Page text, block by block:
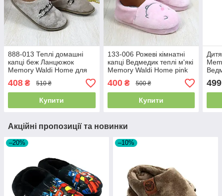
888-013 Теплі домашні
капці беж Ланцюжок
Memory Waldi Home для
408 ₴ 510 ₴
Купити
133-006 Рожеві кімнатні
капці Ведмедик теплі м'які
Memory Waldi Home pink
400₴ 500 ₴
Купити
499
Акційні пропозиції та новинки
–20% –10%